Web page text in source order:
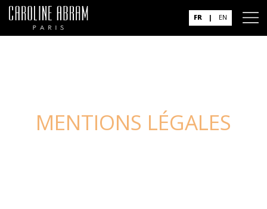
FR | EN
MENTIONS LÉGALES